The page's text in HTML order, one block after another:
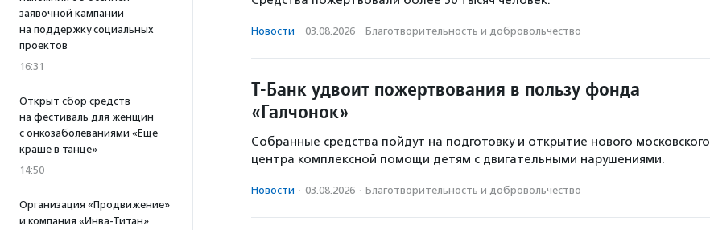
заявочной кампании
на поддержку социальных
проектов
16:31
Открыт сбор средств
на фестиваль для женщин
с онкозаболеваниями «Еще
краше в танце»
14:50
Организация «Продвижение»
и компания «Инва-Титан»
Новости · 03.08.2026 · Благотвори­тель­ность и доброволь­чест­во
Т-Банк удвоит пожертвования в пользу фонда
«Галчонок»
Собранные средства пойдут на подготовку и открытие нового московского
центра комплексной помощи детям с двигательными нарушениями.
Новости · 03.08.2026 · Благотвори­тель­ность и доброволь­чест­во